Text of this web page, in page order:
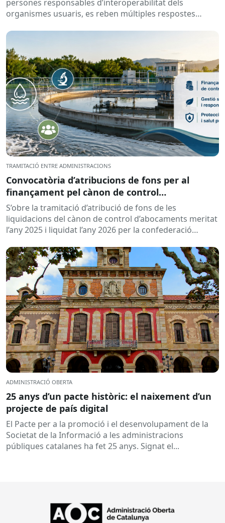
persones responsables d’interoperabilitat dels
organismes usuaris, es reben múltiples respostes
TRAMITACIÓ ENTRE ADMINISTRACIONS
Convocatòria d’atribucions de fons per al
finançament pel cànon de control
d’abocaments meritat l’any 2025 i liquidat l’any
2026
S’obre la tramitació d’atribució de fons de les
liquidacions del cànon de control d’abocaments meritat
l’any 2025 i liquidat l’any 2026 per la confederació
ADMINISTRACIÓ OBERTA
25 anys d’un pacte històric: el naixement d’un
projecte de país digital
El Pacte per a la promoció i el desenvolupament de la
Societat de la Informació a les administracions
públiques catalanes ha fet 25 anys. Signat el...